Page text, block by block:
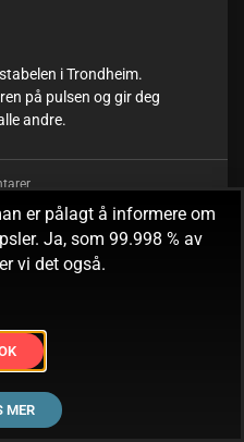
i Trondheim.
på pulsen og gir deg
andre.
er pålagt å informere om
Ja, som 99.998 % av
vi det også.
MER